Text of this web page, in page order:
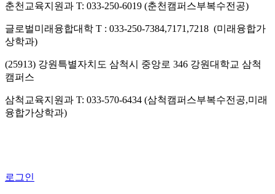
춘천교육지원과 T: 033-250-6019 (춘천캠퍼스부복수전공)
글로벌미래융합대학 T : 033-250-7384,7171,7218 (미래융합가
상학과)
(25913) 강원특별자치도 삼척시 중앙로 346 강원대학교 삼척
캠퍼스
삼척교육지원과 T: 033-570-6434 (삼척캠퍼스부복수전공,미래
융합가상학과)
로그인